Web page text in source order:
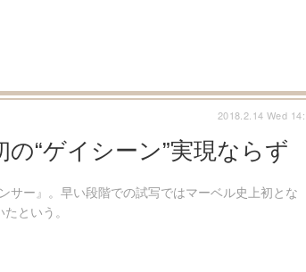
“ゲイシーン”実現ならず
サー』。早い段階での試写ではマーベル史上初とな
という。
2018.2.14 Wed